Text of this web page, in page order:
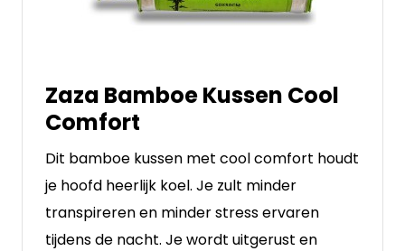
Zaza Bamboe Kussen Cool
Comfort
Dit bamboe kussen met cool comfort houdt
je hoofd heerlijk koel. Je zult minder
transpireren en minder stress ervaren
tijdens de nacht. Je wordt uitgerust en